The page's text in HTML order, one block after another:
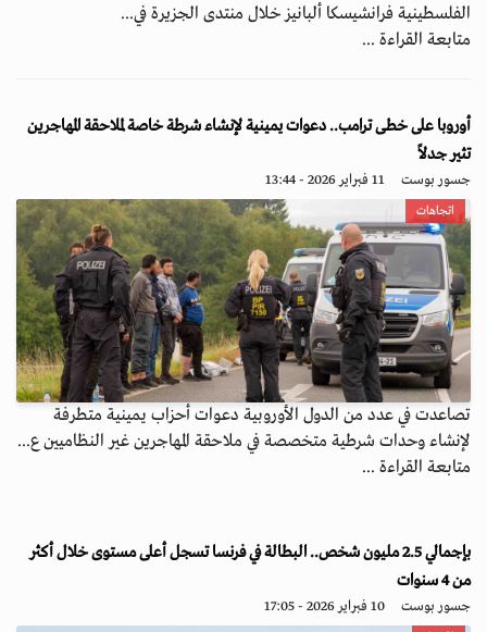
الفلسطينية فرانشيسكا ألبانيز خلال منتدى الجزيرة في...
متابعة القراءة ...
أوروبا على خطى ترامب.. دعوات يمينية لإنشاء شرطة خاصة لملاحقة المهاجرين
تثير جدلاً
جسور بوست 11 فبراير 2026 - 13:44
اتجاهات
تصاعدت في عدد من الدول الأوروبية دعوات أحزاب يمينية متطرفة
لإنشاء وحدات شرطية متخصصة في ملاحقة المهاجرين غير النظاميين ع...
متابعة القراءة ...
بإجمالي 2.5 مليون شخص.. البطالة في فرنسا تسجل أعلى مستوى خلال أكثر
من 4 سنوات
جسور بوست 10 فبراير 2026 - 17:05